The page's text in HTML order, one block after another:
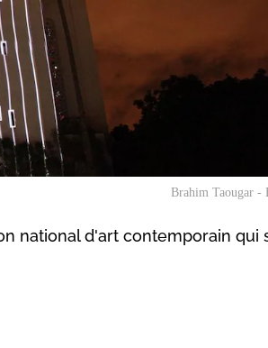
Brahim Taougar -
national d'art contemporain qui